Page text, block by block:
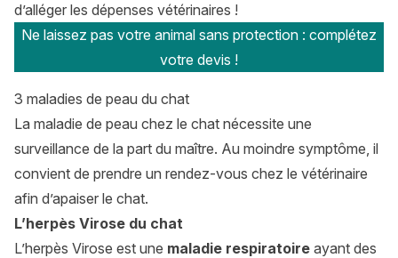
d’alléger les dépenses vétérinaires !
Ne laissez pas votre animal sans protection : complétez
votre devis !
3 maladies de peau du chat
La maladie de peau chez le chat nécessite une
surveillance de la part du maître. Au moindre symptôme, il
convient de prendre un rendez-vous chez le vétérinaire
afin d’apaiser le chat.
L’herpès Virose du chat
L’herpès Virose est une maladie respiratoire ayant des